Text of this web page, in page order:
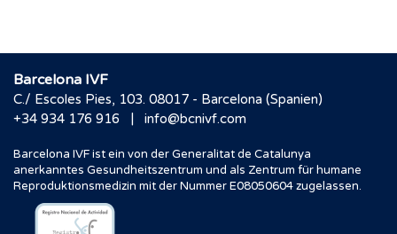
Barcelona IVF
C./ Escoles Pies, 103. 08017 - Barcelona (Spanien)
+34 934 176 916
| info@bcnivf.com
Barcelona IVF ist ein von der Generalitat de Catalunya
anerkanntes Gesundheitszentrum und als Zentrum für humane
Reproduktionsmedizin mit der Nummer E08050604 zugelassen.